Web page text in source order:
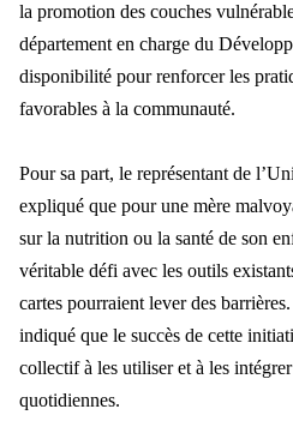
la promotion des couches
département en charge du
disponibilité pour renforcer les
favorables à la communauté.
Pour sa part, le représentant de
expliqué que pour une mère
sur la nutrition ou la santé de son
véritable défi avec les outils
cartes pourraient lever des
indiqué que le succès de cette
collectif à les utiliser et à les
quotidiennes.